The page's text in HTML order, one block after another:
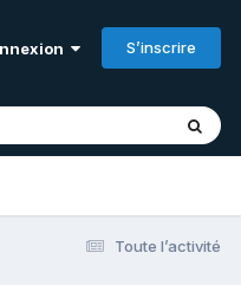
S’inscrire
Toute l’activité